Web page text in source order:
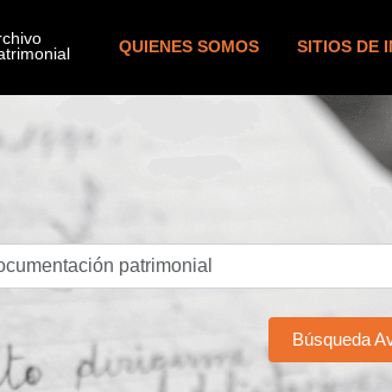
QUIENES SOMOS SITIOS DE
Búsqueda